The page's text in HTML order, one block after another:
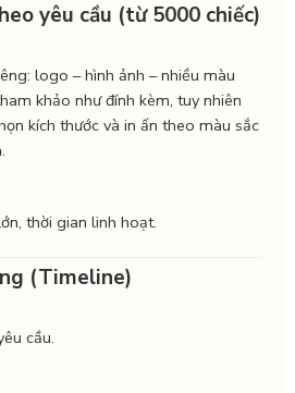
yêu cầu (từ 5000 chiếc)
logo – hình ảnh – nhiều màu
khảo như đính kèm, tuy nhiên
kích thước và in ấn theo màu sắc
thời gian linh hoạt.
(Timeline)
cầu.